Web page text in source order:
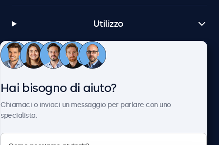
Utilizzo
Servizio Clienti
Hai bisogno di aiuto?
Chiamaci o inviaci un messaggio per parlare con uno
specialista.